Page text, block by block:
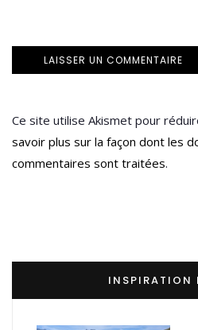
Ce site utilise Akismet pour
savoir plus sur la façon dont les
commentaires sont traitées.
INSPIRATION